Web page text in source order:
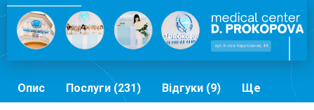
Опис Послуги (231) Відгуки (9) Ще